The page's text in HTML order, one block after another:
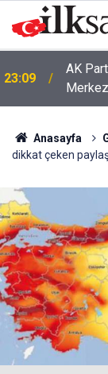
23:09
AK
Anasayfa
dikkat çeken